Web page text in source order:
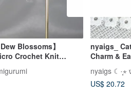
Blossoms】
Crochet Knit
nyaigs_
Charm &
US$ 20.72